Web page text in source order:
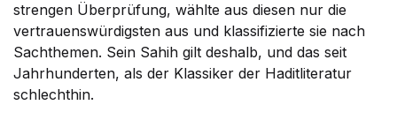
strengen Überprüfung, wählte aus diesen nur die
vertrauenswürdigsten aus und klassifizierte sie nach
Sachthemen. Sein Sahih gilt deshalb, und das seit
Jahrhunderten, als der Klassiker der Haditliteratur
schlechthin.